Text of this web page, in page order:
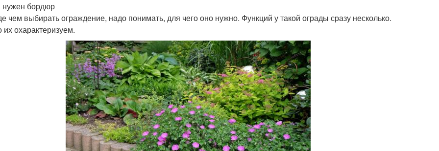
нужен бордюр
чем выбирать ограждение, надо понимать, для чего оно нужно. Функций у такой ограды сразу несколько.
их охарактеризуем.